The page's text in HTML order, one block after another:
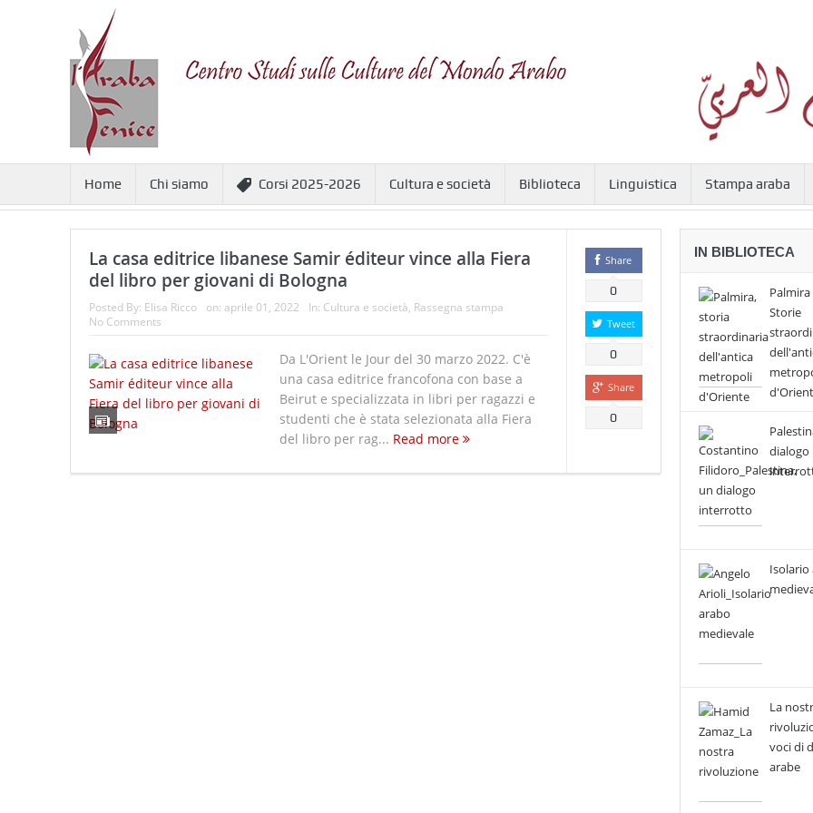
Home Chi siamo Corsi 2025-2026 Cultura e società Biblioteca Linguistica Stampa araba
La casa editrice libanese Samir éditeur vince alla Fiera
del libro per giovani di Bologna
Posted By: Elisa Ricco on: aprile 01, 2022 In: Cultura e società, Rassegna stampa
No Comments
Da L'Orient le Jour del 30 marzo 2022. C'è
una casa editrice francofona con base a
Beirut e specializzata in libri per ragazzi e
studenti che è stata selezionata alla Fiera
del libro per rag... Read more
Share
0
Tweet
0
Share
0
IN BIBLIOTECA
Palmira
Storie
dialogo
Isolario
La
voci di
arabe